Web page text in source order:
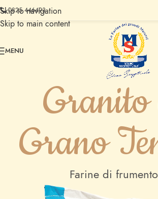
Skip to navigation
Skip to main content
0825 446493
MENU
Grano
Farine di frumento